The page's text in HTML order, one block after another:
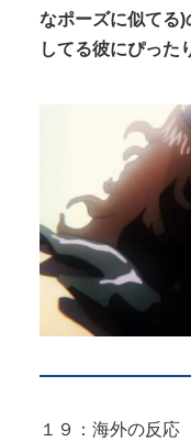
なポーズに似てる
してる彼にぴった
１９：海外の反応